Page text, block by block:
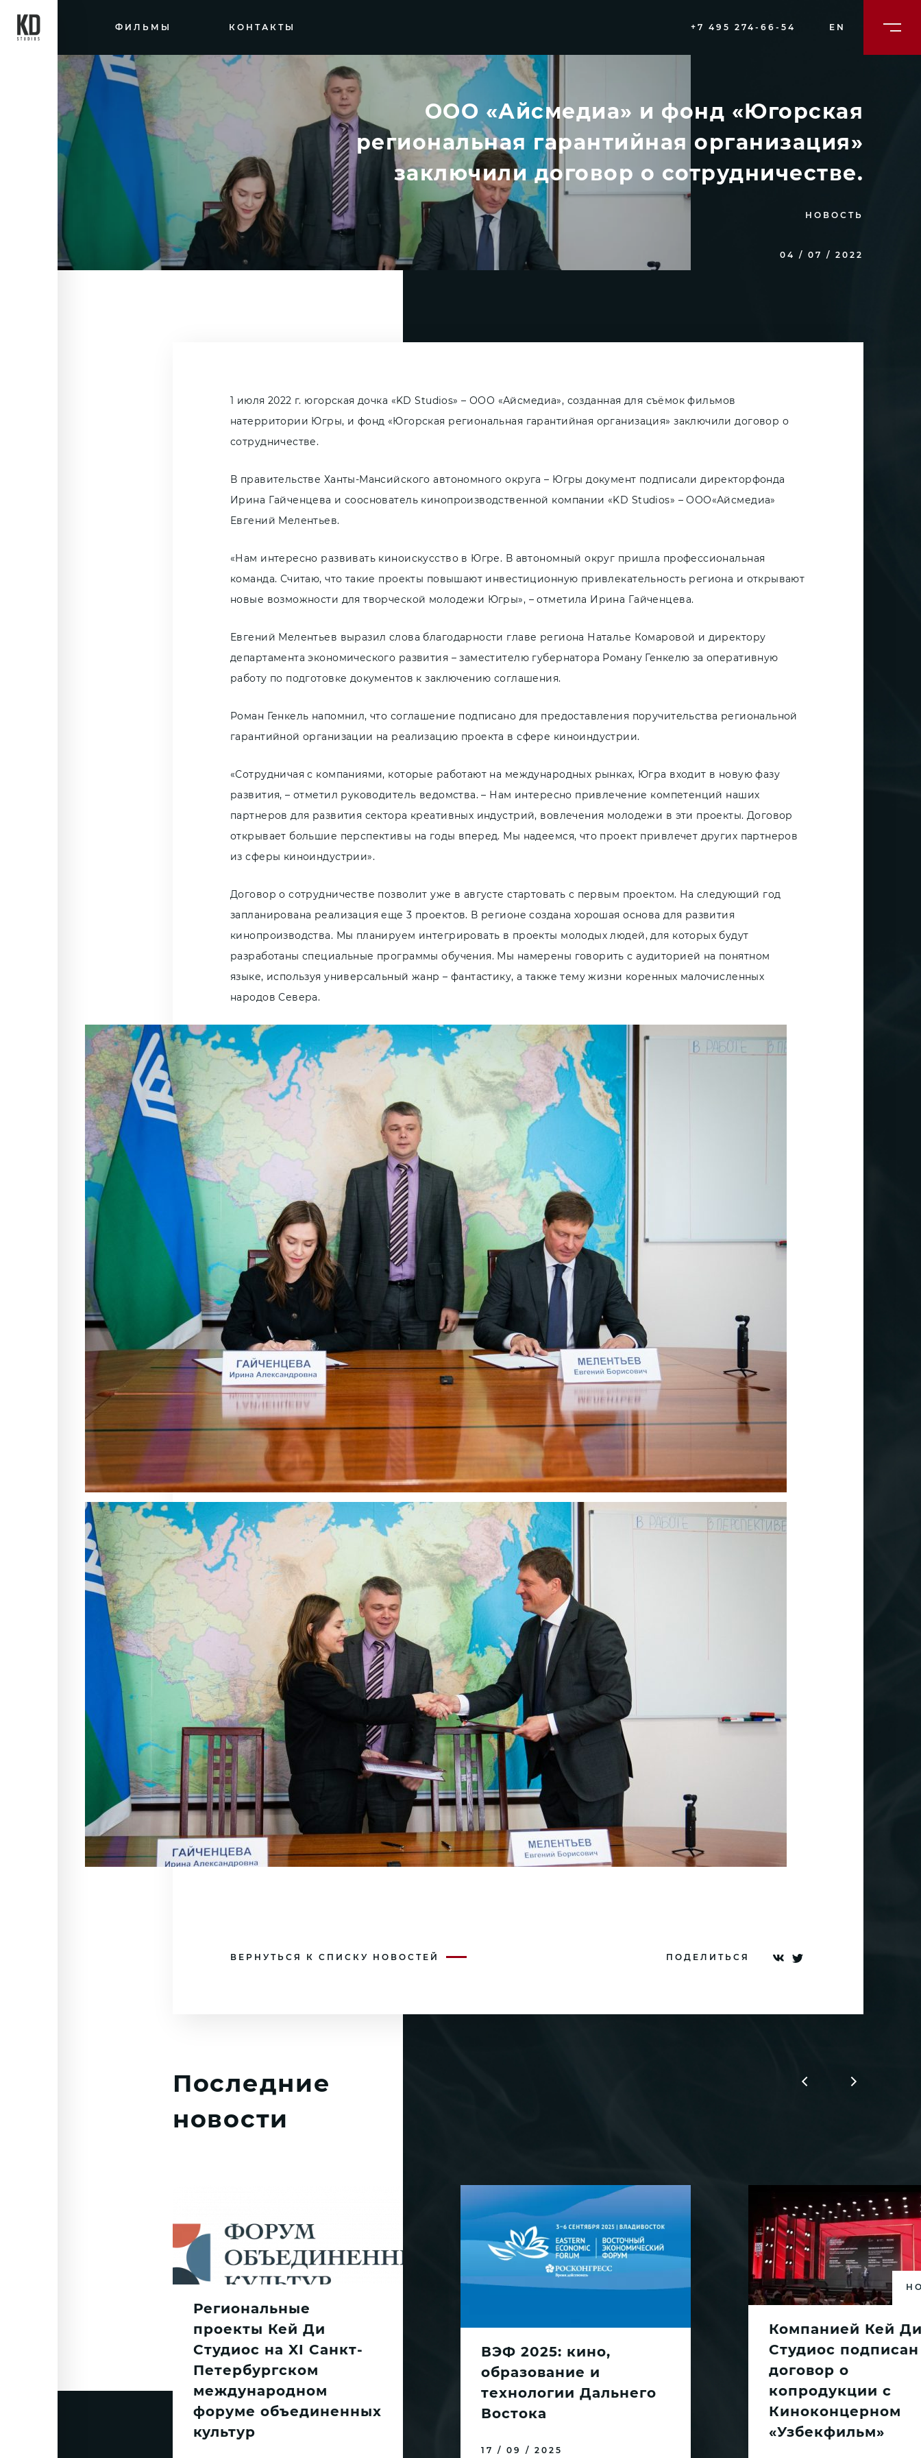
ФИЛЬМЫ КОНТАКТЫ +7 495 274-66-54 EN
ООО «Айсмедиа» и фонд «Югорская
региональная гарантийная организация»
заключили договор о сотрудничестве.
НОВОСТЬ
04 / 07 / 2022
1 июля 2022 г. югорская дочка «KD Studios» – ООО «Айсмедиа», созданная для съёмок фильмов
натерритории Югры, и фонд «Югорская региональная гарантийная организация» заключили договор о
сотрудничестве.
В правительстве Ханты-Мансийского автономного округа – Югры документ подписали директорфонда
Ирина Гайченцева и сооснователь кинопроизводственной компании «KD Studios» – ООО«Айсмедиа»
Евгений Мелентьев.
«Нам интересно развивать киноискусство в Югре. В автономный округ пришла профессиональная
команда. Считаю, что такие проекты повышают инвестиционную привлекательность региона и открывают
новые возможности для творческой молодежи Югры», – отметила Ирина Гайченцева.
Евгений Мелентьев выразил слова благодарности главе региона Наталье Комаровой и директору
департамента экономического развития – заместителю губернатора Роману Генкелю за оперативную
работу по подготовке документов к заключению соглашения.
Роман Генкель напомнил, что соглашение подписано для предоставления поручительства региональной
гарантийной организации на реализацию проекта в сфере киноиндустрии.
«Сотрудничая с компаниями, которые работают на международных рынках, Югра входит в новую фазу
развития, – отметил руководитель ведомства. – Нам интересно привлечение компетенций наших
партнеров для развития сектора креативных индустрий, вовлечения молодежи в эти проекты. Договор
открывает большие перспективы на годы вперед. Мы надеемся, что проект привлечет других партнеров
из сферы киноиндустрии».
Договор о сотрудничестве позволит уже в августе стартовать с первым проектом. На следующий год
запланирована реализация еще 3 проектов. В регионе создана хорошая основа для развития
кинопроизводства. Мы планируем интегрировать в проекты молодых людей, для которых будут
разработаны специальные программы обучения. Мы намерены говорить с аудиторией на понятном
языке, используя универсальный жанр – фантастику, а также тему жизни коренных малочисленных
народов Севера.
ВЕРНУТЬСЯ К СПИСКУ НОВОСТЕЙ ПОДЕЛИТЬСЯ
Последние
новости
Региональные
проекты Кей Ди
Студиос на XI Санкт-
Петербургском
международном
форуме объединенных
культур
ВЭФ 2025: кино,
образование и
технологии Дальнего
Востока
17 / 09 / 2025
Компанией Кей
Студиос подписан
договор о
копродукции с
Киноконцерном
«Узбекфильм»